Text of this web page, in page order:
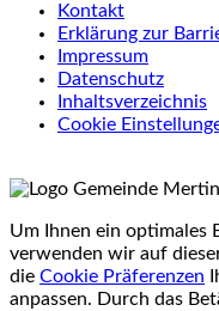
Kontakt
Erklärung zur
Impressum
Datenschutz
Inhaltsverzeichnis
Cookie
Um Ihnen ein optimales
verwenden wir auf
die Cookie Präferenzen
anpassen. Durch das